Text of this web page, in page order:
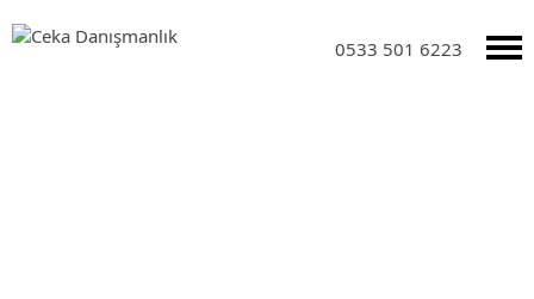
0533 501 6223